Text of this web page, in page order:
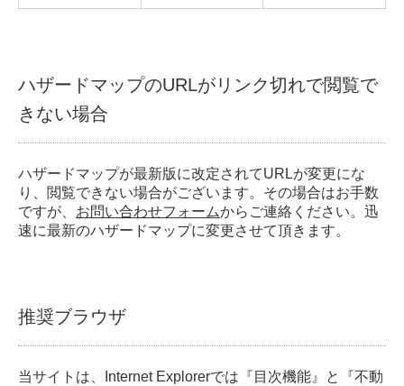
ハザードマップのURLがリンク切れで閲覧で
きない場合
ハザードマップが最新版に改定されてURLが変更にな
り、閲覧できない場合がございます。その場合はお手数
ですが、 お問い合わせフォームからご連絡ください。迅
速に最新のハザードマップに変更させて頂きます。
推奨ブラウザ
当サイトは、Internet Explorerでは『目次機能』と『不動